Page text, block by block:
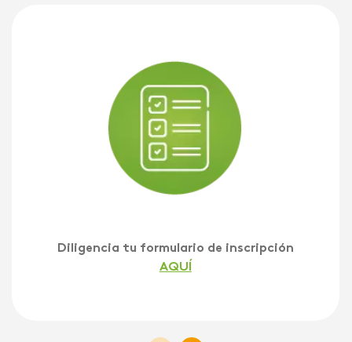
Diligencia tu formulario de inscripción
AQUÍ